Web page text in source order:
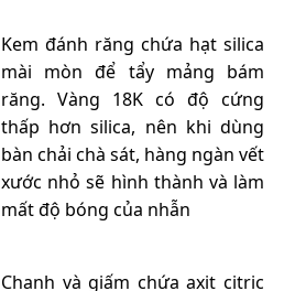
Kem đánh răng chứa hạt silica
mài mòn để tẩy mảng bám
răng. Vàng 18K có độ cứng
thấp hơn silica, nên khi dùng
bàn chải chà sát, hàng ngàn vết
xước nhỏ sẽ hình thành và làm
mất độ bóng của nhẫn
Chanh và giấm chứa axit citric